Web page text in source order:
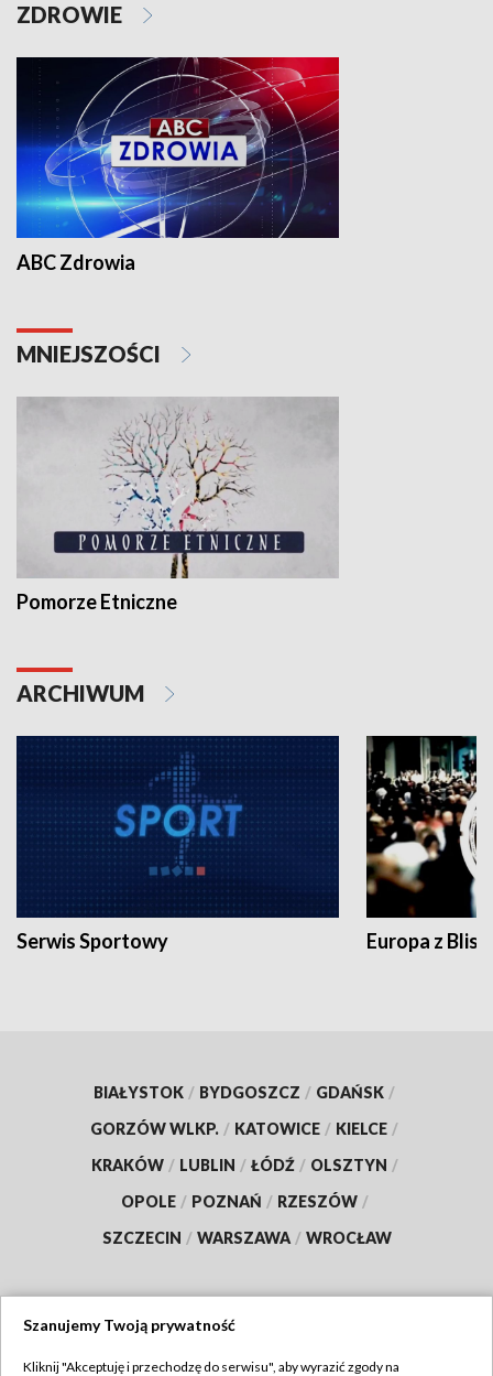
ZDROWIE
ABC Zdrowia
MNIEJSZOŚCI
Pomorze Etniczne
ARCHIWUM
Serwis Sportowy Europa z
BIAŁYSTOK / BYDGOSZCZ / GDAŃSK /
GORZÓW WLKP. / KATOWICE / KIELCE /
KRAKÓW / LUBLIN / ŁÓDŹ / OLSZTYN /
OPOLE / POZNAŃ / RZESZÓW /
SZCZECIN / WARSZAWA / WROCŁAW
Szanujemy Twoją prywatność
Kliknij "Akceptuję i przechodzę do serwisu", aby wyrazić zgody na